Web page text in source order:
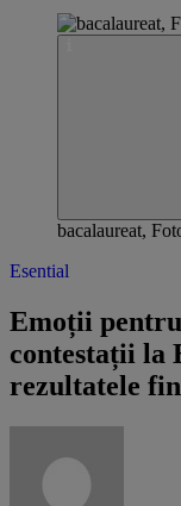
bacalaureat,
Esential
Emoții
contestații la
rezultatele